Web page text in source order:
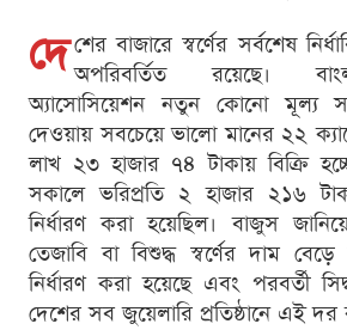
দে শের বাজারে স্বর্ণের সর্বশেষ
অপরিবর্তিত রয়েছে।
অ্যাসোসিয়েশন নতুন কোনো মূল্য
দেওয়ায় সবচেয়ে ভালো মানের ২২
লাখ ২৩ হাজার ৭৪ টাকায় বিক্রি
সকালে ভরিপ্রতি ২ হাজার ২১৬
নির্ধারণ করা হয়েছিল। বাজুস
তেজাবি বা বিশুদ্ধ স্বর্ণের দাম
নির্ধারণ করা হয়েছে এবং পরবর্তী
দেশের সব জুয়েলারি প্রতিষ্ঠানে এই দর